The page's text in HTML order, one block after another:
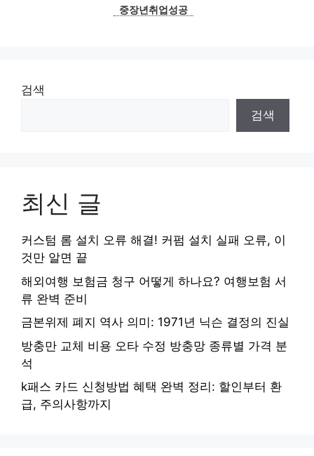
중장년취업성공
검색
검색
최신 글
커스텀 롬 설치 오류 해결! 커펌 설치 실패 오류, 이
것만 알면 끝
해외여행 보험금 청구 어떻게 하나요? 여행보험 서
류 완벽 준비
금본위제 폐지 역사 의미: 1971년 닉슨 결정의 진실
방충만 교체 비용 오타 수정 방충망 종류별 가격 분
석
k패스 카드 신청방법 혜택 완벽 정리: 할인부터 환
급, 주의사항까지